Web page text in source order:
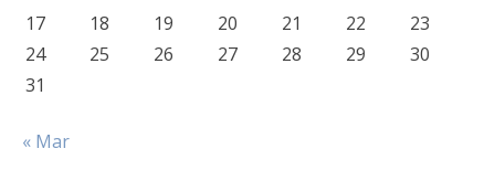
17
18 19 20 21 22
23
24
25 26 27 28 29
30
31
« Mar